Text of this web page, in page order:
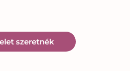
szeretnék